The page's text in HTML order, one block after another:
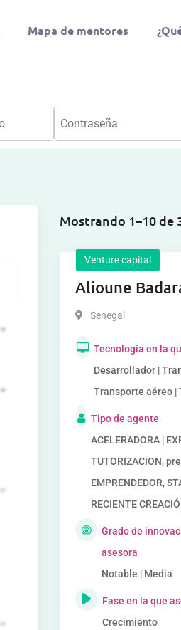
Mapa de mentores
Mostrando 1–10 de
Venture capital
Alioune
Senegal
Tecnología en la
Desarrollador |
Transporte aéreo
Tipo de agente
ACELERADORA |
TUTORIZACION,
EMPRENDEDOR,
RECIENTE
Grado de
asesora
Notable | Media
Fase en la que
Crecimiento